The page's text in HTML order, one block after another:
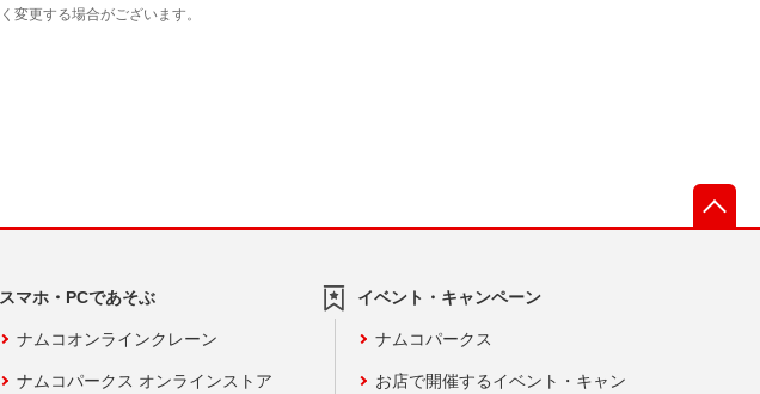
スマホ・PCであそぶ
ナムコオンラインクレーン
ナムコパークス オンラインストア
イベント・キャンペーン
ナムコパークス
お店で開催するイベント・キャン